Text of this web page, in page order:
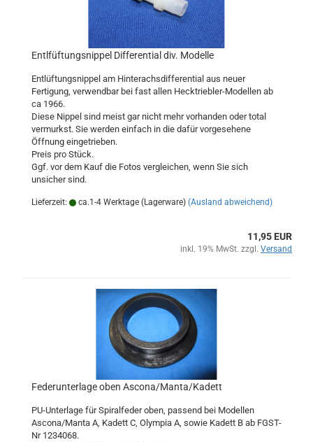
Entlfüftungsnippel Differential div. Modelle
Entlüftungsnippel am Hinterachsdifferential aus neuer
Fertigung, verwendbar bei fast allen Hecktriebler-Modellen ab
ca 1966.
Diese Nippel sind meist gar nicht mehr vorhanden oder total
vermurkst. Sie werden einfach in die dafür vorgesehene
Öffnung eingetrieben.
Preis pro Stück.
Ggf. vor dem Kauf die Fotos vergleichen, wenn Sie sich
unsicher sind.
Lieferzeit: ca.1-4 Werktage (Lagerware) (Ausland abweichend)
11,95 EUR
inkl. 19% MwSt. zzgl. Versand
Federunterlage oben Ascona/Manta/Kadett
PU-Unterlage für Spiralfeder oben, passend bei Modellen
Ascona/Manta A, Kadett C, Olympia A, sowie Kadett B ab FGST-
Nr 1234068.